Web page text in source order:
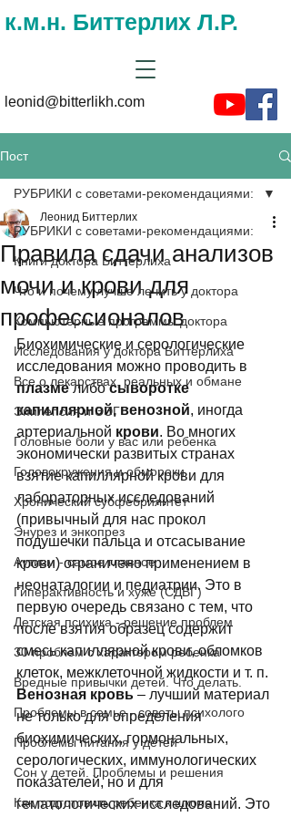
к.м.н. Биттерлих Л.Р.
leonid@bitterlikh.com
Пост
РУБРИКИ с советами-рекомендациями:
Книги доктора Биттерлиха
Что и почему лучше лечить у доктора
Компьютерные программы доктора
Исследования у доктора Биттерлиха
Все о лекарствах, реальных и обмане
Эпилепсия и ЭЭГ
Головные боли у вас или ребенка
Головокружения и обмороки
Хронический субфебрилитет
Энурез и энкопрез
Аутизм - самое главное
Гиперактивность и хуже (СДВГ)
Детская психика - решение проблем
30 проблем с характером ребенка
Вредные привычки детей. Что делать.
Проблемы в семье - советы психолого
Проблемы питания у детей
Сон у детей. Проблемы и решения
Как подготовить ребенка к школе
РУБРИКИ с советами-рекомендациями:
Правила сдачи анализов
мочи и крови для
профессионалов
Леонид Биттерлих
Биохимические и серологические
исследования можно проводить в
плазме либо сыворотке
капиллярной, венозной, иногда
артериальной крови. Во многих
экономически развитых странах
взятие капиллярной крови для
лабораторных исследований
(привычный для нас прокол
подушечки пальца и отсасывание
крови) ограничено применением в
неонаталогии и педиатрии. Это в
первую очередь связано с тем, что
после взятия образец содержит
смесь капиллярной крови, обломков
клеток, межклеточной жидкости и т. п.
Венозная кровь – лучший материал
не только для определения
биохимических, гормональных,
серологических, иммунологических
показателей, но и для
гематологических исследований. Это